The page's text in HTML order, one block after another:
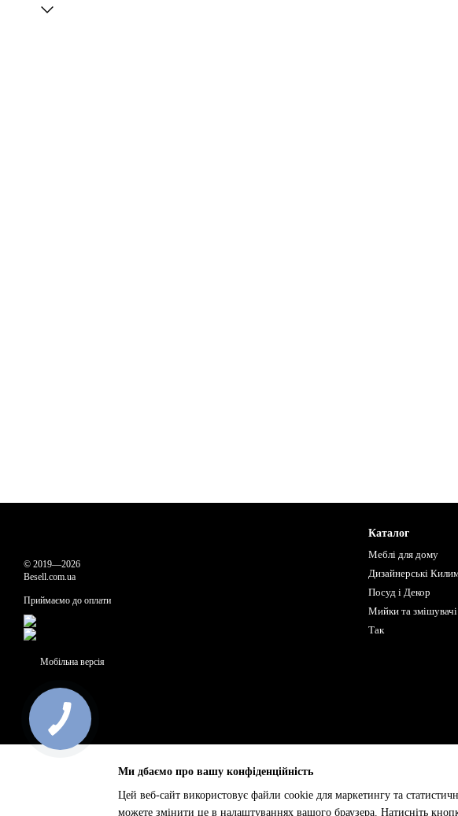
© 2019—2026
Besell.com.ua
Приймаємо до оплати
Мобільна версія
Каталог
Меблі для дому
Дизайнерські
Посуд і Декор
Мийки та змішувачі
Так
Ми дбаємо про вашу конфіденційність
Цей веб-сайт використовує файли cookie для маркетингу та
можете змінити це в налаштуваннях вашого браузера. Натисніть